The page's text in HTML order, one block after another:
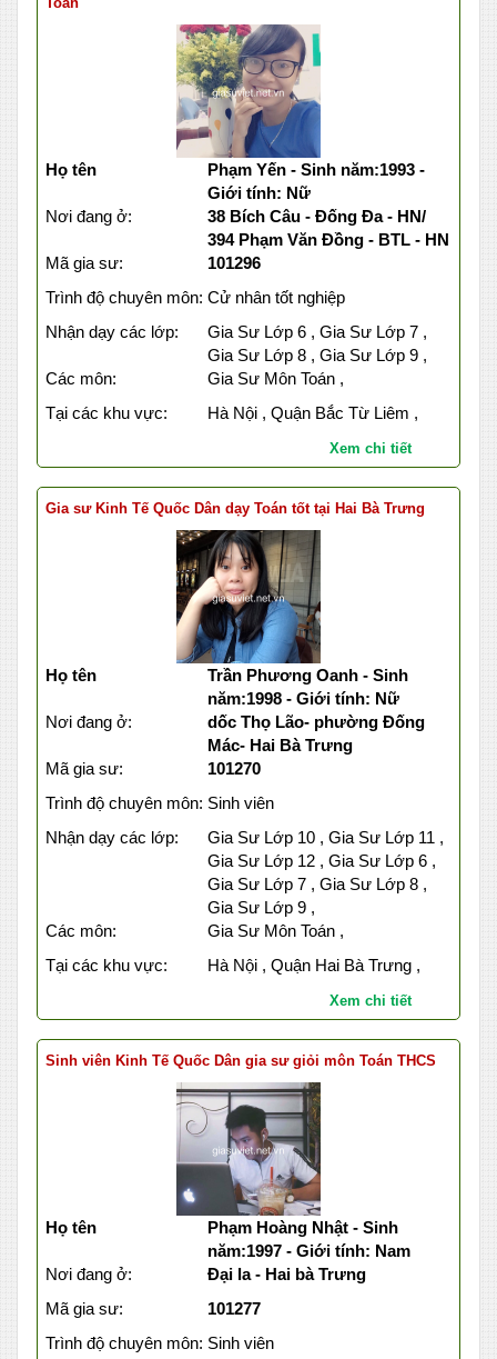
Họ tên
Phạm Yến - Sinh năm:1993 -
Giới tính: Nữ
Nơi đang ở:
38 Bích Câu - Đống Đa - HN/
394 Phạm Văn Đồng - BTL - HN
Mã gia sư:
101296
Trình độ chuyên môn: Cử nhân tốt nghiệp
Nhận dạy các lớp:
Gia Sư Lớp 6 , Gia Sư Lớp 7 ,
Gia Sư Lớp 8 , Gia Sư Lớp 9 ,
Các môn:
Gia Sư Môn Toán ,
Tại các khu vực:
Hà Nội , Quận Bắc Từ Liêm ,
Xem chi tiết
Gia sư Kinh Tế Quốc Dân dạy Toán tốt tại Hai Bà Trưng
Họ tên
Trần Phương Oanh - Sinh
năm:1998 - Giới tính: Nữ
Nơi đang ở:
dốc Thọ Lão- phường Đống
Mác- Hai Bà Trưng
Mã gia sư:
101270
Trình độ chuyên môn: Sinh viên
Nhận dạy các lớp:
Gia Sư Lớp 10 , Gia Sư Lớp 11 ,
Gia Sư Lớp 12 , Gia Sư Lớp 6 ,
Gia Sư Lớp 7 , Gia Sư Lớp 8 ,
Gia Sư Lớp 9 ,
Các môn:
Gia Sư Môn Toán ,
Tại các khu vực:
Hà Nội , Quận Hai Bà Trưng ,
Xem chi tiết
Sinh viên Kinh Tế Quốc Dân gia sư giỏi môn Toán THCS
Họ tên
Phạm Hoàng Nhật - Sinh
năm:1997 - Giới tính: Nam
Nơi đang ở:
Đại la - Hai bà Trưng
Mã gia sư:
101277
Trình độ chuyên môn: Sinh viên